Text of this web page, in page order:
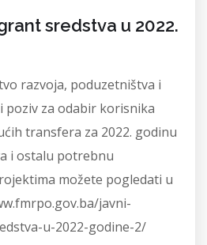
sredstva u 2022.
razvoja, poduzetništva i
poziv za odabir korisnika
transfera za 2022. godinu
i ostalu potrebnu
možete pogledati u
javni-
u-2022-godine-2/